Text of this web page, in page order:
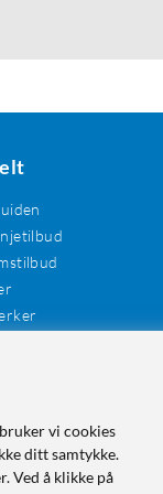
vi cookies
ditt samtykke.
Ved å klikke på